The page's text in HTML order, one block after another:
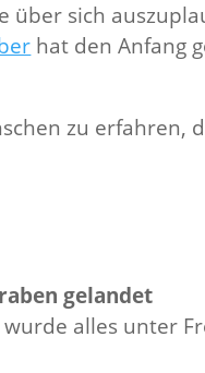
über sich
hat den Anfang
zu erfahren,
gelandet
alles unter